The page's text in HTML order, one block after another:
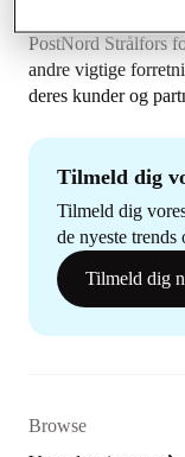
PostNord Strålfors
andre vigtige
deres kunder og
Tilmeld dig
Tilmeld dig
de nyeste trends
Tilmeld dig
Browse